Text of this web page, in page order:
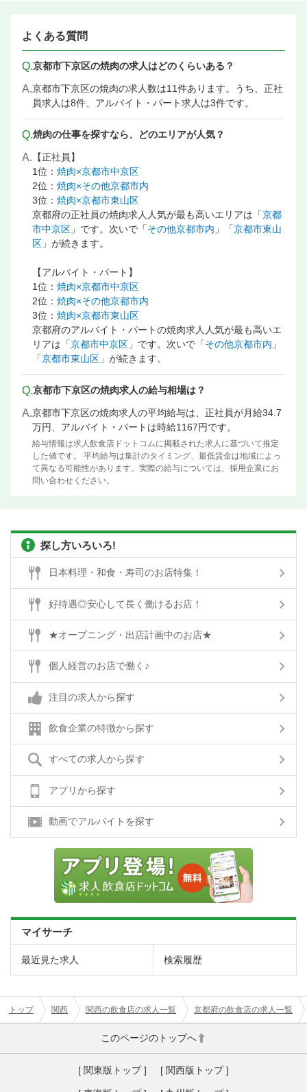
烏丸駅 調理・キッチンスタッフ・板前の飲食店 求人情報
よくある質問
Q.京都市下京区の焼肉の求人はどのくらいある？
A.京都市下京区の焼肉の求人数は11件あります。うち、正社
員求人は8件、アルバイト・パート求人は3件です。
Q.焼肉の仕事を探すなら、どのエリアが人気？
A. 【正社員】
1位： 焼肉×京都市中京区
2位： 焼肉×その他京都市内
3位： 焼肉×京都市東山区
京都府の正社員の焼肉求人人気が最も高いエリアは「京都
市中京区 」です。次いで「その他京都市内 」「京都市東山
区 」が続きます。
【アルバイト・パート】
1位： 焼肉×京都市中京区
2位： 焼肉×その他京都市内
3位： 焼肉×京都市東山区
京都府のアルバイト・パートの焼肉求人人気が最も高いエ
リアは「京都市中京区 」です。次いで「その他京都市内 」
「京都市東山区 」が続きます。
Q.京都市下京区の焼肉求人の給与相場は？
A.京都市下京区の焼肉求人の平均給与は、正社員が月給34.7
万円、アルバイト・パートは時給1167円です。
給与情報は求人飲食店ドットコムに掲載された求人に基づいて推定
した値です。 平均給与は集計のタイミング、最低賃金は地域によっ
て異なる可能性があります。実際の給与については、採用企業にお
問い合わせください。
探し方いろいろ!
日本料理・和食・寿司のお店特集！
好待遇◎安心して長く働けるお店！
★オープニング・出店計画中のお店★
個人経営のお店で働く♪
注目の求人から探す
飲食企業の特徴から探す
すべての求人から探す
アプリから探す
動画でアルバイトを探す
マイサーチ
最近見た求人 検索履歴
トップ 関西 関西の飲食店の求人一覧 京都府の飲食店の求人一覧
このページのトップへ
[ 関東版トップ ] [ 関西版トップ ]